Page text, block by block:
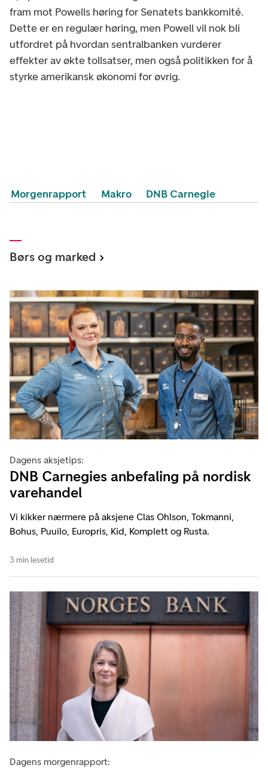
fram mot Powells høring for Senatets bankkomité.
Dette er en regulær høring, men Powell vil nok bli
utfordret på hvordan sentralbanken vurderer
effekter av økte tollsatser, men også politikken for å
styrke amerikansk økonomi for øvrig.
Morgenrapport Makro DNB Carnegie
Børs og marked
Dagens aksjetips:
DNB Carnegies anbefaling på nordisk
varehandel
Vi kikker nærmere på aksjene Clas Ohlson, Tokmanni,
Bohus, Puuilo, Europris, Kid, Komplett og Rusta.
3 min lesetid
Dagens morgenrapport: